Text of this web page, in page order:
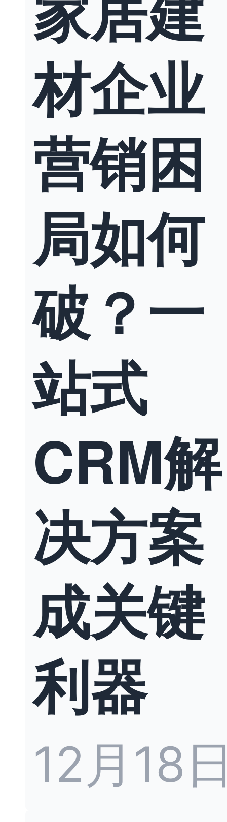
材企业
营销困
局如何
破？一
站式
CRM解
决方案
成关键
利器
12月18